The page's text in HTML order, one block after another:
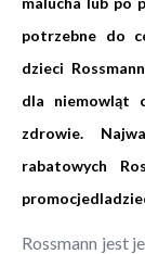
potrzebne do
dzieci
dla niemowląt
zdrowie.
rabatowych
Rossmann jest